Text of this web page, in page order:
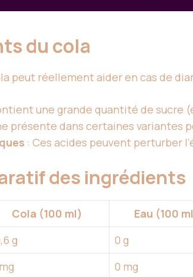
du cola
peut réellement aider en cas de
une grande quantité de sucre
présente dans certaines variantes
: Ces acides peuvent perturber
des ingrédients
Cola (100 ml) Eau (100
g 0 g
0 mg